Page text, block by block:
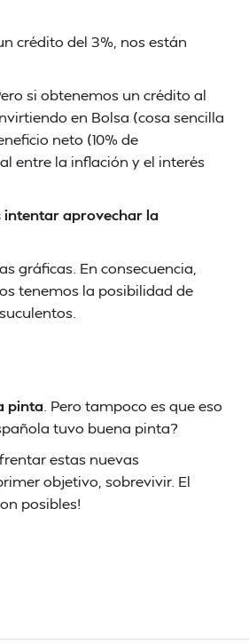
crédito del 3%, nos están
si obtenemos un crédito al
en Bolsa (cosa sencilla
neto (10% de
entre la inflación y el interés
intentar aprovechar la
gráficas. En consecuencia,
tenemos la posibilidad de
pinta . Pero tampoco es que eso
tuvo buena pinta?
estas nuevas
objetivo, sobrevivir. El
posibles!